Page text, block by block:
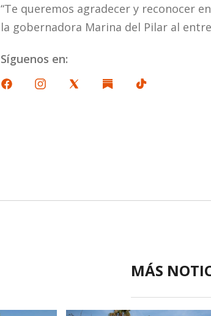
“Te queremos agradecer y reconocer
la gobernadora Marina del Pilar al
Síguenos en:
MÁS